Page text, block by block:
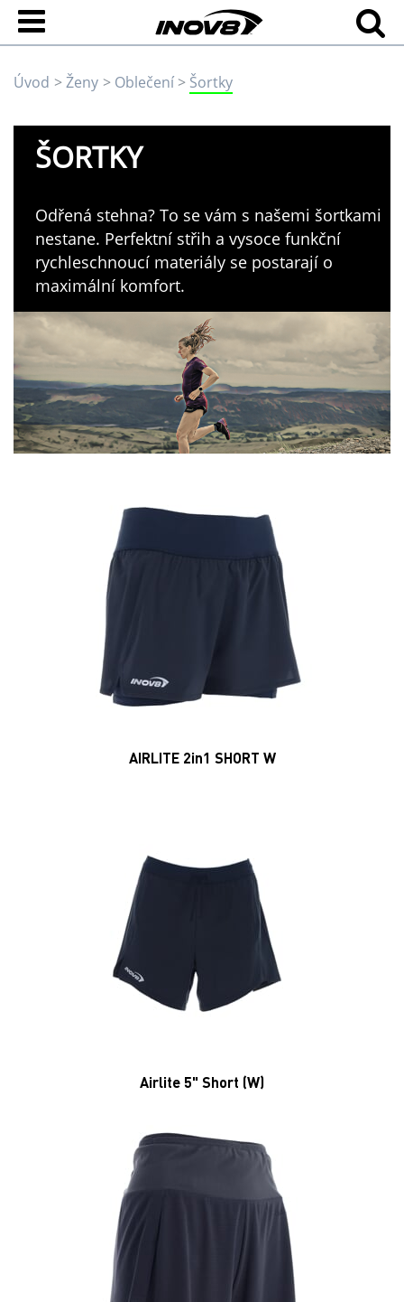
Úvod Ženy Oblečení Šortky
ŠORTKY
Odřená stehna? To se vám s našemi šortkami
nestane. Perfektní střih a vysoce funkční
rychleschnoucí materiály se postarají o
maximální komfort.
AIRLITE 2in1 SHORT W
Airlite 5" Short (W)